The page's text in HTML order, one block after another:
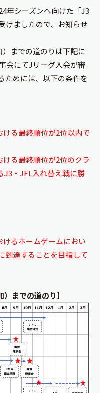
年シーズンへ向けた「J3
けましたので、お知らせ
までの道のりは下記に
会にてJリーグ入会が審
ためには、以下の条件を
る最終順位が2位以内で
る最終順位が2位のクラ
J3・JFL入れ替え戦に勝
るホームゲームにおい
到達することを目指して
までの道のり】